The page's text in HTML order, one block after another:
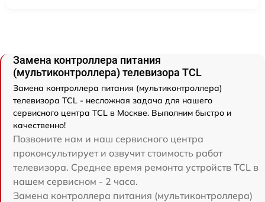
Замена контроллера питания
(мультиконтроллера) телевизора TCL
Замена контроллера питания (мультиконтроллера)
телевизора TCL - несложная задача для нашего
сервисного центра TCL в Москве. Выполним быстро и
качественно!
Позвоните нам и наш сервисного центра
проконсультирует и озвучит стоимость работ
телевизора. Среднее время ремонта устройств TCL в
нашем сервисном - 2 часа.
Замена контроллера питания (мультиконтроллера)